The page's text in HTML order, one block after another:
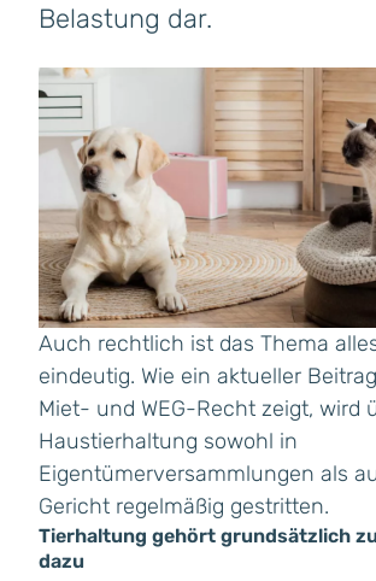
Belastung dar.
Auch rechtlich ist das Thema
eindeutig. Wie ein aktueller
Miet- und WEG-Recht zeigt, wird
Haustierhaltung sowohl in
Eigentümerversammlungen als
Gericht regelmäßig gestritten.
Tierhaltung gehört grundsätzlich
dazu